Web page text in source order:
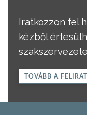
Iratkozzon fel
kézből
TOVÁBB A